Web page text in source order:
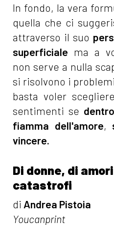
In fondo, la vera
quella che ci
attraverso il suo
superficiale ma a
non serve a nulla
si risolvono i
basta voler
sentimenti se
fiamma dell'amore,
vincere.
Di donne, di
catastrofi
di Andrea Pistoia
Youcanprint